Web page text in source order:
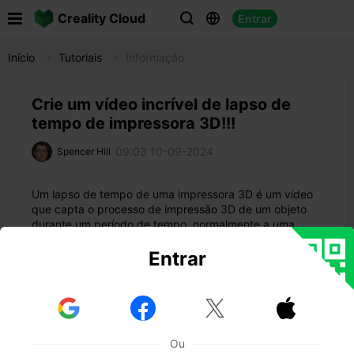
Creality Cloud   Entrar
Início Tutoriais
Crie um vídeo incrível de lapso de
tempo de impressora 3D!!!
Spencer Hill 09:03 10-09-2024
Um lapso de tempo de uma impressora 3D é um vídeo
que capta o processo de impressão 3D de um objeto
durante um período de tempo, normalmente a uma
Estes vídeos de lapso de tempo podem ser uma óptima
precisão do processo de impressão.
lapsos de tempo de impressoras 3D, os benefícios de
Entrar
  
Ou